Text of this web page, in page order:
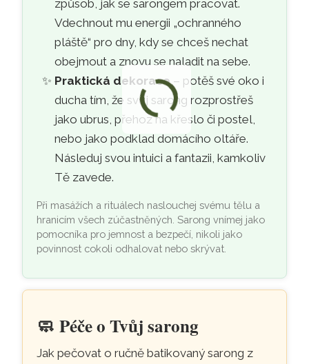
způsob, jak se sarongem pracovat.
Vdechnout mu energii „ochranného
pláště“ pro dny, kdy se chceš nechat
obejmout a znovu se naladit na sebe.
Praktická dekorace– potěš své oko i
ducha tím, že svůj sarong rozprostřeš
jako ubrus, přehoz na křeslo či postel,
nebo jako podklad domácího oltáře.
Následuj svou intuici a fantazii, kamkoliv
Tě zavede.
Při masážích a rituálech naslouchej svému tělu a
hranicím všech zúčastněných. Sarong vnímej jako
pomocníka pro jemnost a bezpečí, nikoli jako
povinnost cokoli odhalovat nebo skrývat.
🧼Péče o Tvůj sarong
Jak pečovat o ručně batikovaný sarong z